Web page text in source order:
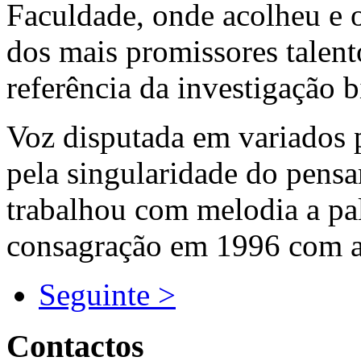
Faculdade, onde acolheu e
dos mais promissores
referência da investigação
Voz disputada em variados
pela singularidade do
trabalhou com melodia a
consagração em 1996 com
Seguinte >
Contactos